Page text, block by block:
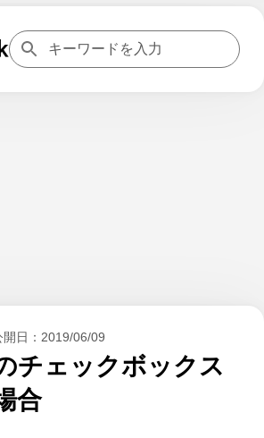
日： 2019/06/09
チェックボックス
合